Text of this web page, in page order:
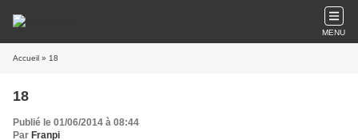
MENU
Accueil » 18
18
Publié le 01/06/2014 à 08:44
Par Franpi